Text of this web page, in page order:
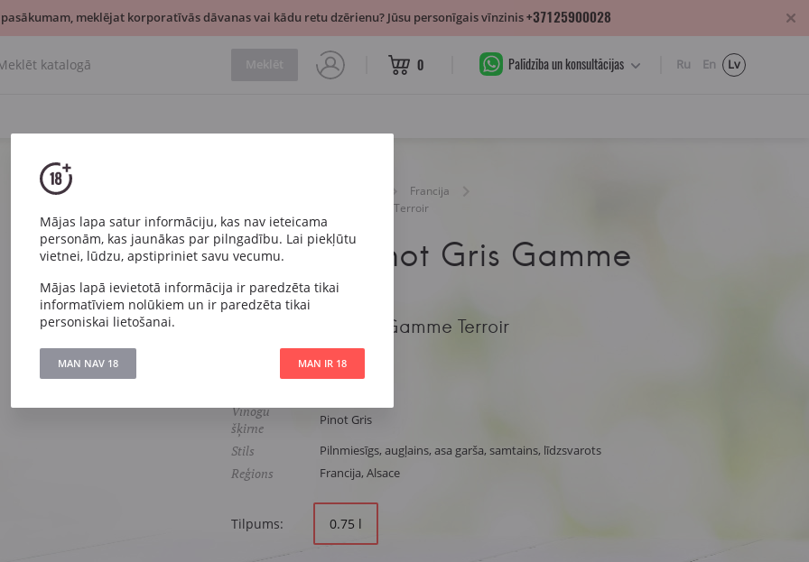
0 Palīdzība un konsultācijas Ru En Lv
Francija
A. Metz Pinot Gris Gamme Terroir
A. Metz Pinot Gris Gamme
Terroir 2020
A. Metz Pinot Gris Gamme Terroir
5787
Vīnogu
šķirne
Pinot Gris
Stils Pilnmiesīgs, augļains, asa garša, samtains, līdzsvarots
Reģions Francija, Alsace
Tilpums: 0.75 l
Mājas lapa satur informāciju, kas nav ieteicama
personām, kas jaunākas par pilngadību. Lai piekļūtu
vietnei, lūdzu, apstipriniet savu vecumu.
Mājas lapā ievietotā informācija ir paredzēta tikai
informatīviem nolūkiem un ir paredzēta tikai
personiskai lietošanai.
MAN NAV 18 MAN IR 18
meklējat korporatīvās dāvanas vai kādu retu dzērienu? Jūsu personīgais vīnzinis+37125900028